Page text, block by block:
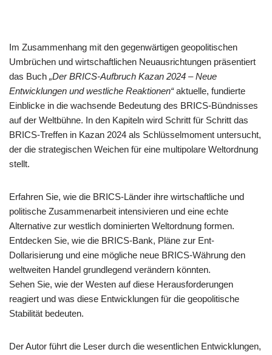
Im Zusammenhang mit den gegenwärtigen geopolitischen
Umbrüchen und wirtschaftlichen Neuausrichtungen präsentiert
das Buch „Der BRICS-Aufbruch Kazan 2024 – Neue
Entwicklungen und westliche Reaktionen“aktuelle, fundierte
Einblicke in die wachsende Bedeutung des BRICS-Bündnisses
auf der Weltbühne. In den Kapiteln wird Schritt für Schritt das
BRICS-Treffen in Kazan 2024 als Schlüsselmoment untersucht,
der die strategischen Weichen für eine multipolare Weltordnung
stellt.
Erfahren Sie, wie die BRICS-Länder ihre wirtschaftliche und
politische Zusammenarbeit intensivieren und eine echte
Alternative zur westlich dominierten Weltordnung formen.
Entdecken Sie, wie die BRICS-Bank, Pläne zur Ent-
Dollarisierung und eine mögliche neue BRICS-Währung den
weltweiten Handel grundlegend verändern könnten.
Sehen Sie, wie der Westen auf diese Herausforderungen
reagiert und was diese Entwicklungen für die geopolitische
Stabilität bedeuten.
Der Autor führt die Leser durch die wesentlichen Entwicklungen,